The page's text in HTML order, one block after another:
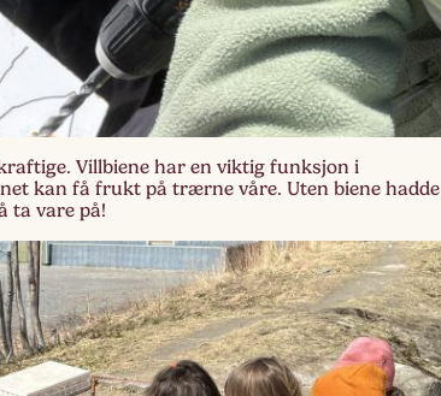
Villbiene har en viktig funksjon i
kan få frukt på trærne våre. Uten biene hadde
ta vare på!